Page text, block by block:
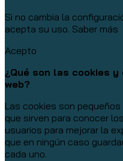
Si no cambia la
acepta su uso. Saber más
Acepto
¿Qué son las cookies
web?
Las cookies son
que sirven para conocer
usuarios para mejorar la
que en ningún caso
cada uno.